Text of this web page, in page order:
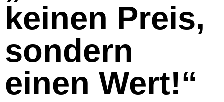
keinen Preis,
sondern
einen Wert!“